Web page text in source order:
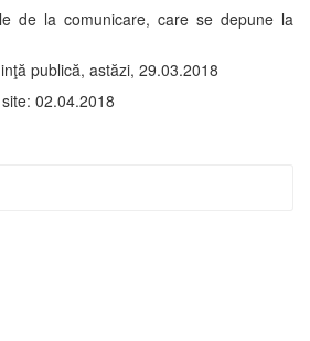
de la comunicare, care se depune la
publică, astăzi, 29.03.2018
02.04.2018